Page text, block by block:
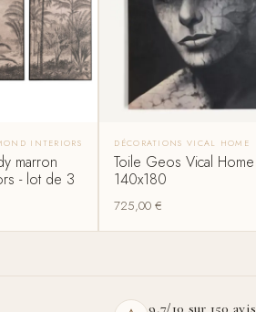
INTERIORS
marron
- lot de 3
DÉCORATIONS VICAL HOME
Toile Geos Vical Home
140x180
725,00€